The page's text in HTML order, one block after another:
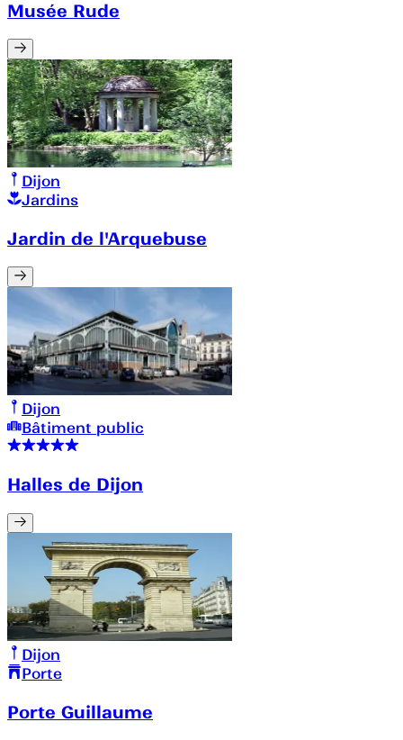
Musée Rude
Dijon
Jardins
Jardin de l'Arquebuse
Dijon
Bâtiment public
Halles de Dijon
Dijon
Porte
Porte Guillaume